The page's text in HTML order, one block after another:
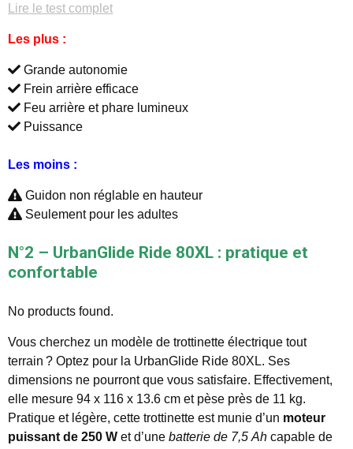
Lire le test complet
Les plus :
Grande autonomie
Frein arrière efficace
Feu arrière et phare lumineux
Puissance
Les moins :
Guidon non réglable en hauteur
Seulement pour les adultes
N°2 – UrbanGlide Ride 80XL : pratique et
confortable
No products found.
Vous cherchez un modèle de trottinette électrique tout
terrain ? Optez pour la UrbanGlide Ride 80XL. Ses
dimensions ne pourront que vous satisfaire. Effectivement,
elle mesure 94 x 116 x 13.6 cm et pèse près de 11 kg.
Pratique et légère, cette trottinette est munie d’un moteur
puissant de 250 W et d’une batterie de 7,5 Ah capable de